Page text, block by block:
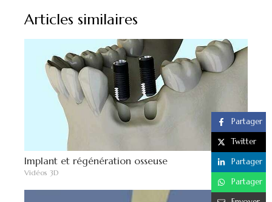
Articles similaires
Implant et régénération osseuse
Vidéos 3D
Partager
Twitter
Partager
Partager